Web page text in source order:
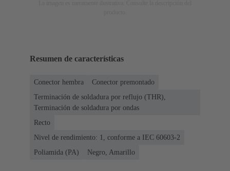
Resumen de características
Conector hembra
Conector premontado
Terminación de soldadura por reflujo (THR),
Terminación de soldadura por ondas
Recto
Nivel de rendimiento: 1, conforme a IEC 60603-2
Poliamida (PA)
Negro, Amarillo